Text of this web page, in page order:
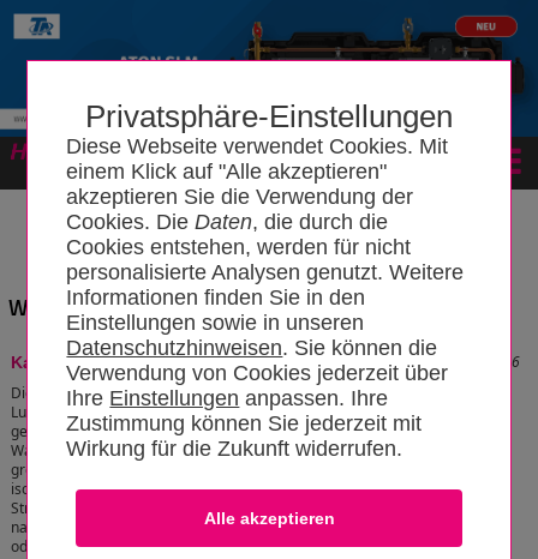
Privatsphäre-Einstellungen
Diese Webseite verwendet Cookies. Mit
einem Klick auf "Alle akzeptieren"
akzeptieren Sie die Verwendung der
Cookies. DieDaten, die durch die
Cookies entstehen, werden für nicht
personalisierte Analysen genutzt. Weitere
Informationen finden Sie in den
Einstellungen sowie in unseren
Datenschutzhinweisen. Sie können die
Verwendung von Cookies jederzeit über
Ihre Einstellungen anpassen. Ihre
Zustimmung können Sie jederzeit mit
Wirkung für die Zukunft widerrufen.
Wissensbereich: "Kapillarrohrfühler"
Stand: 18.02.2024 19:21:16
Kanaltemperaturfühler
Die Temperaturmessungen in Luftkanälen oder
Luftleitungen sind erheblich schwieriger
gegenüber der Temperaturmessung in
Wassersystemen. Der Grund liegt in den
größeren Abmessungen der Messorte und der
isothermen oder nicht-isothermen
Strömungsverhältnisse in den Kanälen oder
nach Bauteilen (z. B. Mischluftkammer, Heiz-
oder Kühlregister).[zum Artikel]